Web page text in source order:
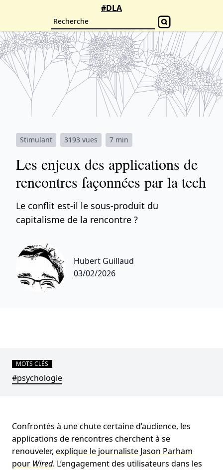
#DLA
Stimulant 3193 vues 7 min
Les enjeux des applications de
rencontres façonnées par la tech
Le conflit est-il le sous-produit du
capitalisme de la rencontre ?
Hubert Guillaud
03/02/2026
MOTS CLÉS
#psychologie
Confrontés à une chute certaine d’audience, les
applications de rencontres cherchent à se
renouveler, explique le journaliste Jason Parham
pour Wired. L’engagement des utilisateurs dans les